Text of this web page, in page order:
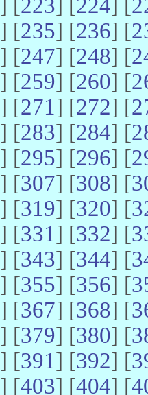
] [223] [224] [
] [235] [236] [
] [247] [248] [
] [259] [260] [
] [271] [272] [
] [283] [284] [
] [295] [296] [
] [307] [308] [
] [319] [320] [
] [331] [332] [
] [343] [344] [
] [355] [356] [
] [367] [368] [
] [379] [380] [
] [391] [392] [
] [403] [404] [